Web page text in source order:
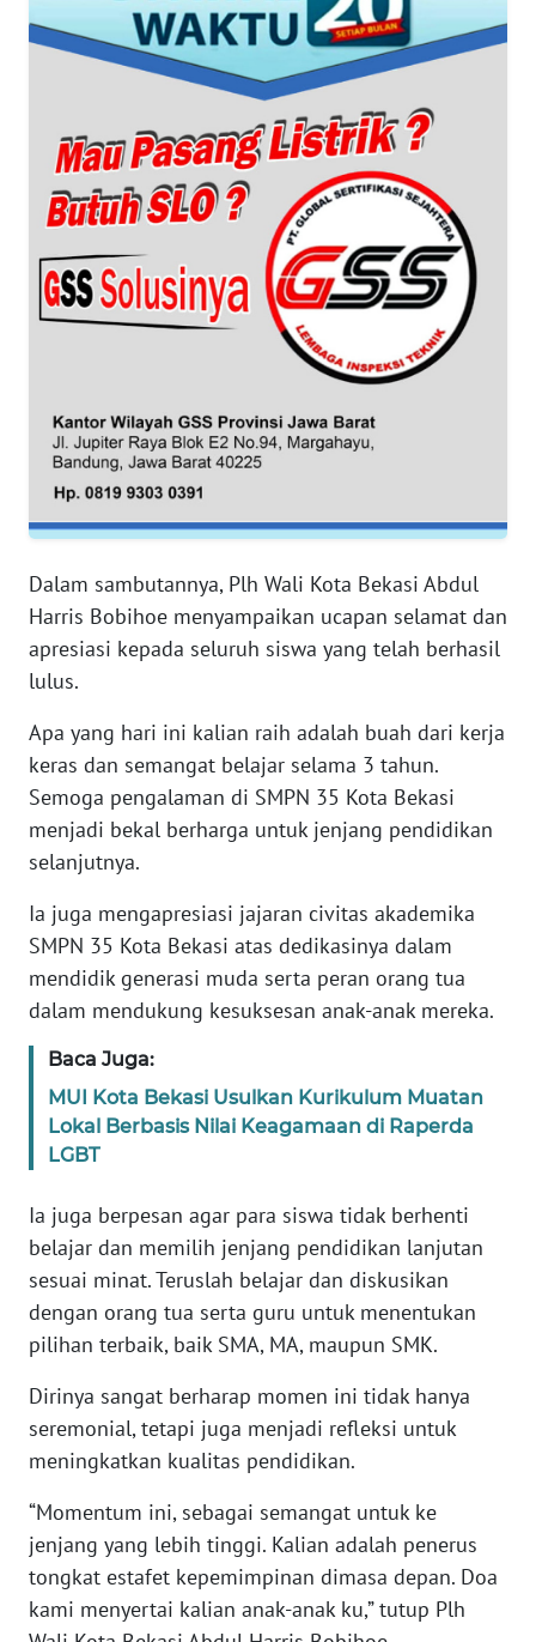
Dalam sambutannya, Plh Wali Kota Bekasi Abdul
Harris Bobihoe menyampaikan ucapan selamat dan
apresiasi kepada seluruh siswa yang telah berhasil
lulus.
Apa yang hari ini kalian raih adalah buah dari kerja
keras dan semangat belajar selama 3 tahun.
Semoga pengalaman di SMPN 35 Kota Bekasi
menjadi bekal berharga untuk jenjang pendidikan
selanjutnya.
Ia juga mengapresiasi jajaran civitas akademika
SMPN 35 Kota Bekasi atas dedikasinya dalam
mendidik generasi muda serta peran orang tua
dalam mendukung kesuksesan anak-anak mereka.
Baca Juga:
MUI Kota Bekasi Usulkan Kurikulum Muatan
Lokal Berbasis Nilai Keagamaan di Raperda
LGBT
Ia juga berpesan agar para siswa tidak berhenti
belajar dan memilih jenjang pendidikan lanjutan
sesuai minat. Teruslah belajar dan diskusikan
dengan orang tua serta guru untuk menentukan
pilihan terbaik, baik SMA, MA, maupun SMK.
Dirinya sangat berharap momen ini tidak hanya
seremonial, tetapi juga menjadi refleksi untuk
meningkatkan kualitas pendidikan.
“Momentum ini, sebagai semangat untuk ke
jenjang yang lebih tinggi. Kalian adalah penerus
tongkat estafet kepemimpinan dimasa depan. Doa
kami menyertai kalian anak-anak ku,” tutup Plh
WN
NTT
WN
KEPRI
WN
PAPUA
BARAT
RIAU
WN
WN
WN
SULTRA
WN
NTB
SULTENG
SULBAR
WN
SUMBAR
WN
WN
BENGKULU
WN
LAMPUNG
WN